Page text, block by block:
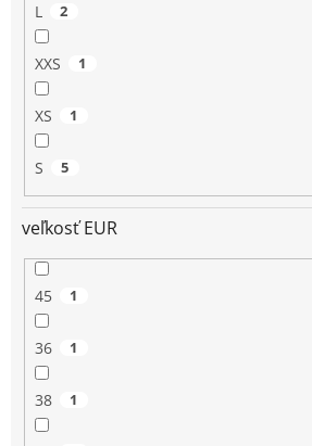
L 2
XXS 1
XS 1
S 5
veľkosť EUR
45 1
36 1
38 1